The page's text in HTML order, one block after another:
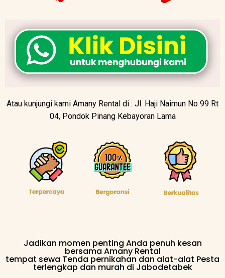
Atau kunjungi kami Amany Rental di : Jl. Haji Naimun No 99 Rt
04, Pondok Pinang Kebayoran Lama
Jadikan momen penting Anda penuh kesan
bersama Amany Rental
tempat sewa Tenda pernikahan dan alat-alat Pesta
terlengkap dan murah di Jabodetabek